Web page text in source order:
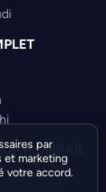
Romeo
par
et marketing
votre accord.